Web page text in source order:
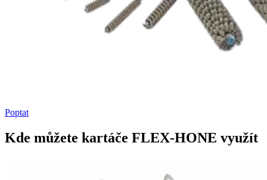
Poptat
Kde můžete kartáče FLEX-HONE využít